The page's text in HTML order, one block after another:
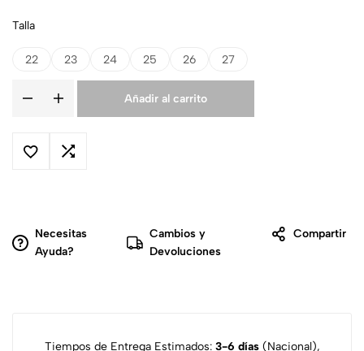
Talla
22 23 24 25 26 27
Añadir al carrito
Necesitas
Ayuda?
Cambios y
Devoluciones
Compartir
Tiempos de Entrega Estimados: 3-6 días(Nacional),